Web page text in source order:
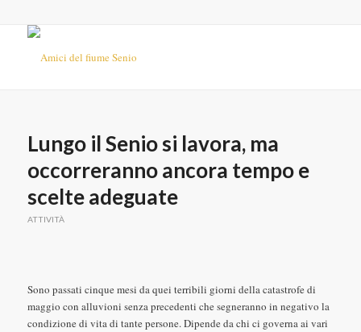
Lungo il Senio si lavora, ma
occorreranno ancora tempo e
scelte adeguate
ATTIVITÀ
Sono passati cinque mesi da quei terribili giorni della catastrofe di
maggio con alluvioni senza precedenti che segneranno in negativo la
condizione di vita di tante persone. Dipende da chi ci governa ai vari